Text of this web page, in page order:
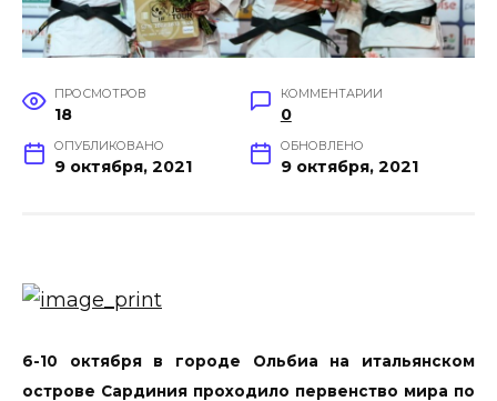
ПРОСМОТРОВ
18
КОММЕНТАРИИ
0
ОПУБЛИКОВАНО
9 октября, 2021
ОБНОВЛЕНО
9 октября, 2021
6-10 октября в городе Ольбиа на итальянском
острове Сардиния проходило первенство мира по